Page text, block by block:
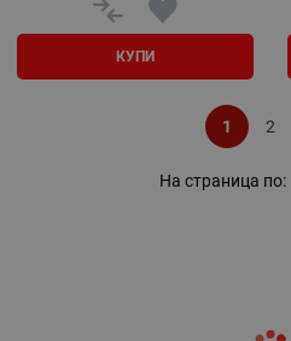
КУПИ
1 2
На страница по: